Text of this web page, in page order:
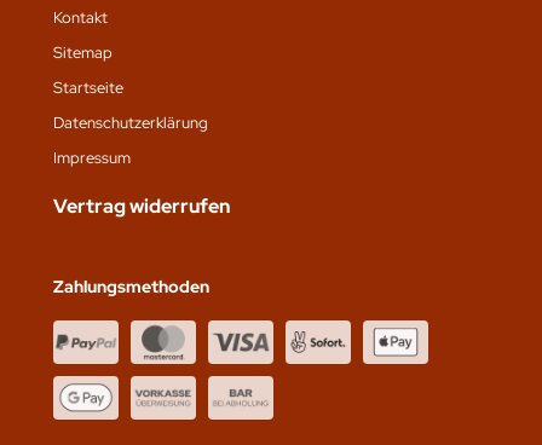
Kontakt
Sitemap
Startseite
Datenschutz­erklärung
Impressum
Vertrag widerrufen
Zahlungsmethoden